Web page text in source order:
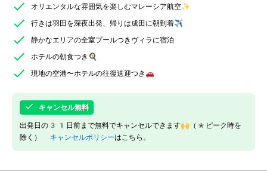
オリエンタルな雰囲気を楽しむマレーシア航空✨
行きは羽田を深夜出発、帰りは成田に朝到着✈
静かなエリアの全室プールつきヴィラに宿泊
ホテルの朝食つき🍳
現地の空港〜ホテルの往復送迎つき🚗
キャンセル無料
出発日の31日前まで無料でキャンセルできます🙌（*ピーク時を
除く） キャンセルポリシーはこちら。